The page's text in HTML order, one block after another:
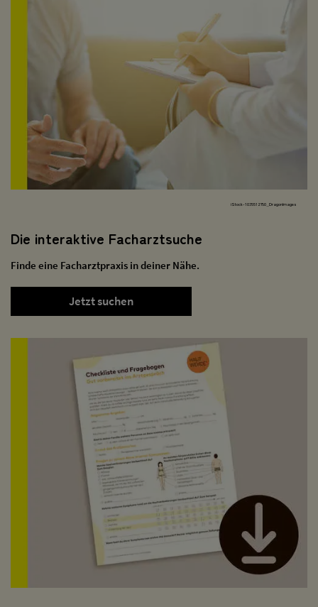
iStock-1035512750_DragonImages
Die interaktive Facharztsuche
Finde eine Facharztpraxis in deiner Nähe.
Jetzt suchen